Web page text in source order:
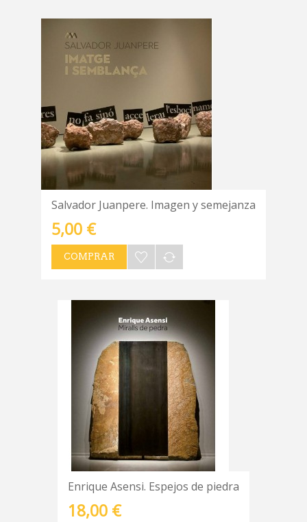
Salvador Juanpere. Imagen y semejanza
5,00 €
COMPRAR
Enrique Asensi. Espejos de piedra
18,00 €